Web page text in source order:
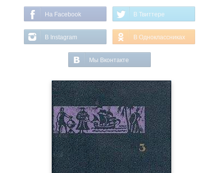
На Facebook В Твиттере
В Instagram В Одноклассниках
Мы Вконтакте